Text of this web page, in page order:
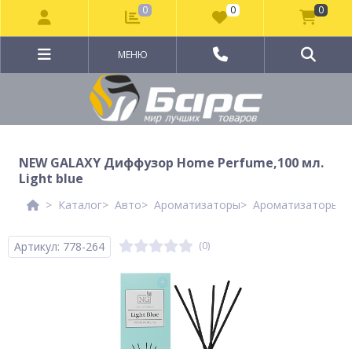
МЕНЮ
NEW GALAXY Диффузор Home Perfume,100 мл.
Light blue
Каталог Авто Ароматизаторы Ароматизаторы
Артикул: 778-264 (0)
0 0 0